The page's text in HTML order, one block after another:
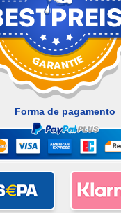
Forma de pagamento